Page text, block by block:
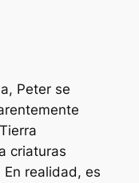
Peter se
criaturas
realidad, es